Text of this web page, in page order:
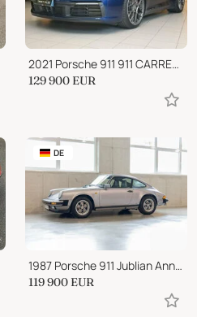
2021 Porsche 911 911 CARRERA 4S CABRIO CHRONO VENT.21"CAM360°RADAR!
129 900 EUR
DE
1987 Porsche 911 Jublian Anniversary edition
119 900 EUR